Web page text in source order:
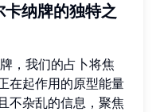
纳牌的独特之
，我们的占卜将焦
在起作用的原型能量
不杂乱的信息，聚焦